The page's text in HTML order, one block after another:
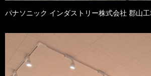
パナソニック インダストリー株式会社 郡山